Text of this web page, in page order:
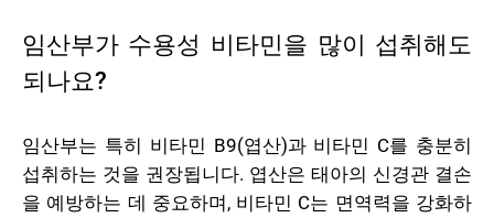
임산부가 수용성 비타민을 많이 섭취해도
되나요?
임산부는 특히 비타민 B9(엽산)과 비타민 C를 충분히
섭취하는 것을 권장됩니다. 엽산은 태아의 신경관 결손
을 예방하는 데 중요하며, 비타민 C는 면역력을 강화하